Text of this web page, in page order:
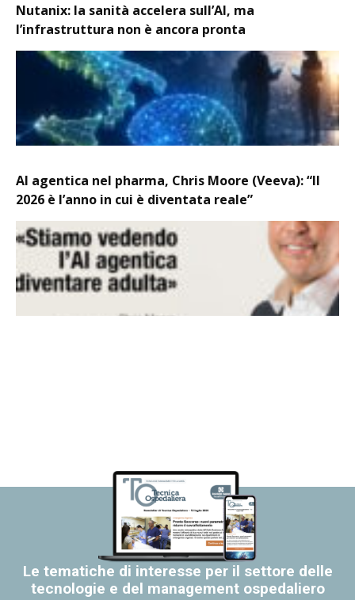
Nutanix: la sanità accelera sull’AI, ma
l’infrastruttura non è ancora pronta
AI agentica nel pharma, Chris Moore (Veeva): “Il
2026 è l’anno in cui è diventata reale”
Le tematiche di interesse per il settore delle
tecnologie e del management ospedaliero